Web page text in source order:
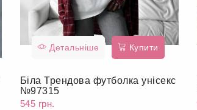
Детальніше Купити
Біла Трендова футболка унісекс
№97315
545 грн.